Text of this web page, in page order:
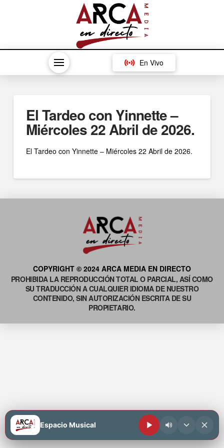
En Vivo
El Tardeo con Yinnette –
Miércoles 22 Abril de 2026.
El Tardeo con Yinnette – Miércoles 22 Abril de 2026.
COPYRIGHT © 2024 ARCA MEDIA EN DIRECTO
PROHIBIDA LA REPRODUCCIÓN TOTAL O PARCIAL, ASÍ COMO
SU TRADUCCIÓN A CUALQUIER IDIOMA DE NUESTRO
CONTENIDO, SIN AUTORIZACIÓN ESCRITA DE SU
PROPIETARIO.
Espacio Musical